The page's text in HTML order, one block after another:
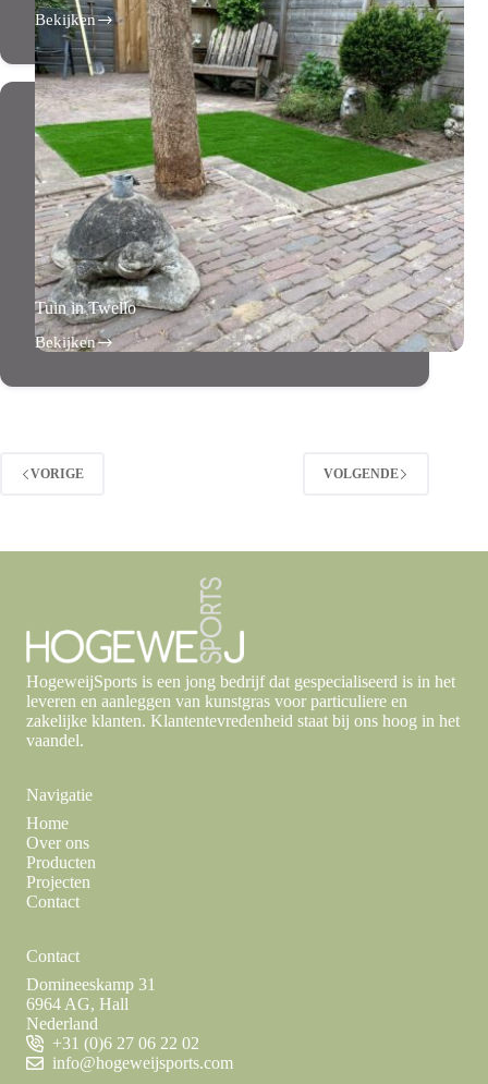
Bekijken
Tuin
in
Twello
Tuin in Twello
Bekijken
Tuin
Twello
VORIGE VOLGENDE
HogeweijSports is een jong bedrijf dat gespecialiseerd is in het
leveren en aanleggen van kunstgras voor particuliere en
zakelijke klanten. Klantentevredenheid staat bij ons hoog in het
vaandel.
Navigatie
Home
Over ons
Producten
Projecten
Contact
Contact
Domineeskamp 31
6964 AG, Hall
Nederland
+31 (0)6 27 06 22 02
info@hogeweijsports.com